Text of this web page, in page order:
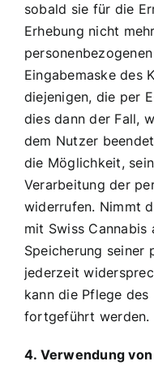
sobald sie für die
Erhebung nicht
Eingabemaske des
diejenigen, die per
dies dann der Fall,
dem Nutzer
die Möglichkeit,
Verarbeitung der
widerrufen. Nimmt
mit Swiss Cannabis
Speicherung seiner
jederzeit
kann die Pflege
fortgeführt werden.
4. Verwendung